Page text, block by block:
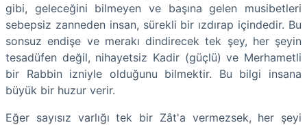
gibi, geleceğini bilmeyen ve başına gelen musibetleri
sebepsiz zanneden insan, sürekli bir ızdırap içindedir. Bu
sonsuz endişe ve merakı dindirecek tek şey, her şeyin
tesadüfen değil, nihayetsiz Kadir (güçlü) ve Merhametli
bir Rabbin izniyle olduğunu bilmektir. Bu bilgi insana
büyük bir huzur verir.
​Eğer sayısız varlığı tek bir Zât'a vermezsek, her şeyi